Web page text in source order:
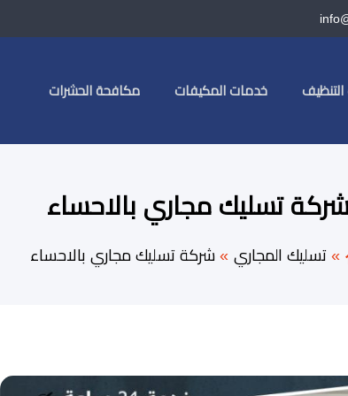
خدمات المكيفات مكافحة الحشرات
تسليك مجاري بالاحساء
تسليك المجاري شركة تسليك مجاري بالاحساء